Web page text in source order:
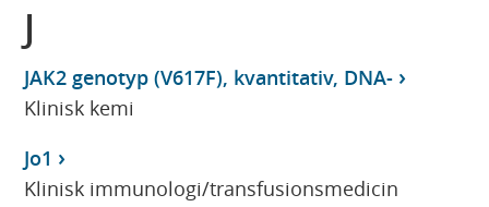
J
JAK2 genotyp (V617F), kvantitativ, DNA-
Klinisk kemi
Jo1
Klinisk immunologi/transfusionsmedicin